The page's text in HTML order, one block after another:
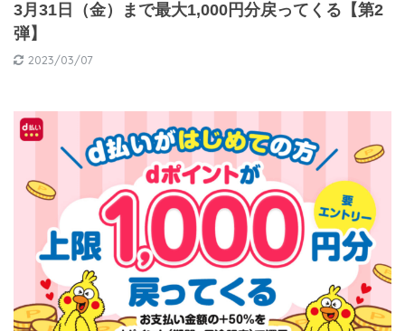
3月31日（金）まで最大1,000円分戻ってくる【第2
弾】
2023/03/07